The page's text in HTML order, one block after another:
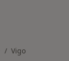
de ciudad
Vigo